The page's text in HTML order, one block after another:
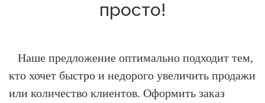
просто!
Наше предложение оптимально подходит тем,
кто хочет быстро и недорого увеличить продажи
или количество клиентов. Оформить заказ